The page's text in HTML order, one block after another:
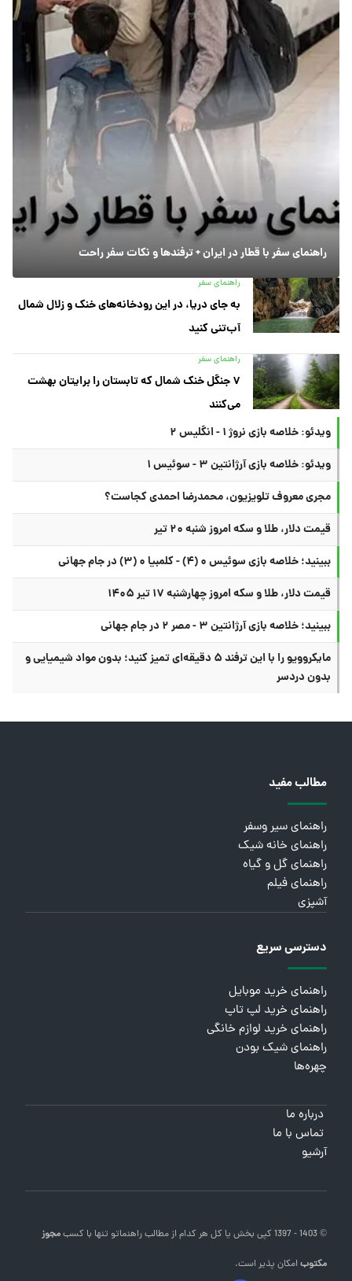
راهنمای سفر با قطار در ایران + ترفندها و نکات سفر راحت
راهنمای سفر
به جای دریا، در این رودخانه‌های خنک و زلال شمال
آب‌تنی کنید
راهنمای سفر
۷ جنگل خنک شمال که تابستان را برایتان بهشت
می‌کنند
ویدئو: خلاصه بازی نروژ ۱ - انگلیس ۲
ویدئو: خلاصه بازی آرژانتین ۳ - سوئیس ۱
مجری معروف تلویزیون، محمدرضا احمدی کجاست؟
قیمت دلار، طلا و سکه امروز شنبه ۲۰ تیر
ببینید؛ خلاصه بازی سوئیس ۰ (۴) - کلمبیا ۰ (۳) در جام جهانی
قیمت دلار، طلا و سکه امروز چهارشنبه ۱۷ تیر ۱۴۰۵
ببینید؛ خلاصه بازی آرژانتین ۳ - مصر ۲ در جام جهانی
مایکروویو را با این ترفند ۵ دقیقه‌ای تمیز کنید؛ بدون مواد شیمیایی و
بدون دردسر
مطالب مفید
راهنمای سیر وسفر
راهنمای خانه شیک
راهنمای گل و گیاه
راهنمای فیلم
آشپزی
دسترسی سریع
راهنمای خرید موبایل
راهنمای خرید لپ تاپ
راهنمای خرید لوازم خانگی
راهنمای شیک بودن
چهره‌ها
درباره ما
تماس با ما
آرشیو
© 1403 - 1397 کپی بخش یا کل هر کدام از مطالب راهنماتو تنها با کسبمجوز
مکتوبامکان پذیر است.